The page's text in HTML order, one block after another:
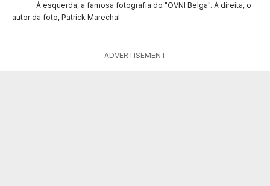
À esquerda, a famosa fotografia do "OVNI Belga". À direita, o
autor da foto, Patrick Marechal.
ADVERTISEMENT